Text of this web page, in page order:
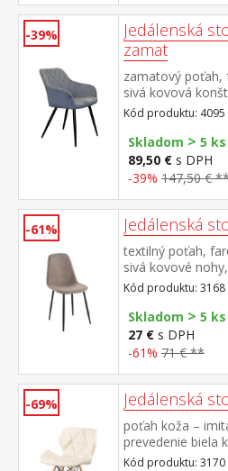
-39%
Jedálenská
zamat
zamatový poťah,
sivá kovová
prevedenie
sedu 45,5 cm
časti 36 cm, v
stolu BERGEN
Kód produktu: 4095
Skladom > 5 ks
89,50 € s DPH
-39% 147,50 €
-61% Jedálenská
textilný poťah,
sivá kovové
Kód produktu: 3168
Skladom > 5 ks
27 € s DPH
-61% 71 € **
-69% Jedálenská
poťah koža –
prevedenie biela
masív buk, výška
Kód produktu: 3170